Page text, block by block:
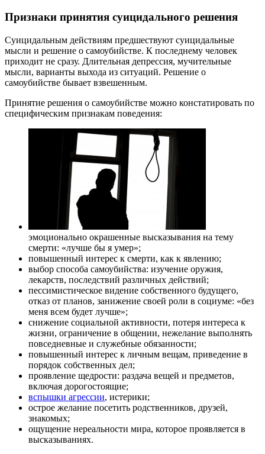
Признаки принятия суицидального решения
Суицидальным действиям предшествуют суицидальные
мысли и решение о самоубийстве. К последнему человек
приходит не сразу. Длительная депрессия, мучительные
мысли, варианты выхода из ситуаций. Решение о
самоубийстве бывает взвешенным.
Принятие решения о самоубийстве можно констатировать по
специфическим признакам поведения:
эмоционально окрашенные высказывания на тему
смерти: «лучше бы я умер»;
повышенный интерес к смерти, как к явлению;
выбор способа самоубийства: изучение оружия,
лекарств, последствий различных действий;
пессимистическое видение собственного будущего,
отказ от планов, занижение своей роли в социуме: «без
меня всем будет лучше»;
снижение социальной активности, потеря интереса к
жизни, ограничение в общении, нежелание выполнять
повседневные и служебные обязанности;
повышенный интерес к личным вещам, приведение в
порядок собственных дел;
проявление щедрости: раздача вещей и предметов,
включая дорогостоящие;
вспышки агрессии, истерики;
острое желание посетить родственников, друзей,
знакомых;
ощущение нереальности мира, которое проявляется в
высказываниях.